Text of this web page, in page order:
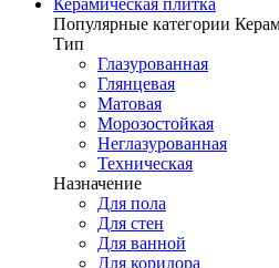
Керамическая плитка
Популярные категории
Тип
Глазурованная
Глянцевая
Матовая
Морозостойкая
Неглазурованная
Техническая
Назначение
Для пола
Для стен
Для ванной
Для коридора